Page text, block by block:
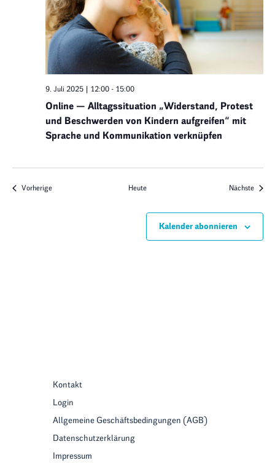
9. Juli 2025 | 12:00- 15:00
Online — Alltagssituation „Widerstand, Protest
und Beschwerden von Kindern aufgreifen“ mit
Sprache und Kommunikation verknüpfen
VorherigeVeranstaltungen Heute Nächste
Kalender abonnieren
Kontakt
Login
Allgemeine Geschäftsbedingungen (AGB)
Datenschutzerklärung
Impressum